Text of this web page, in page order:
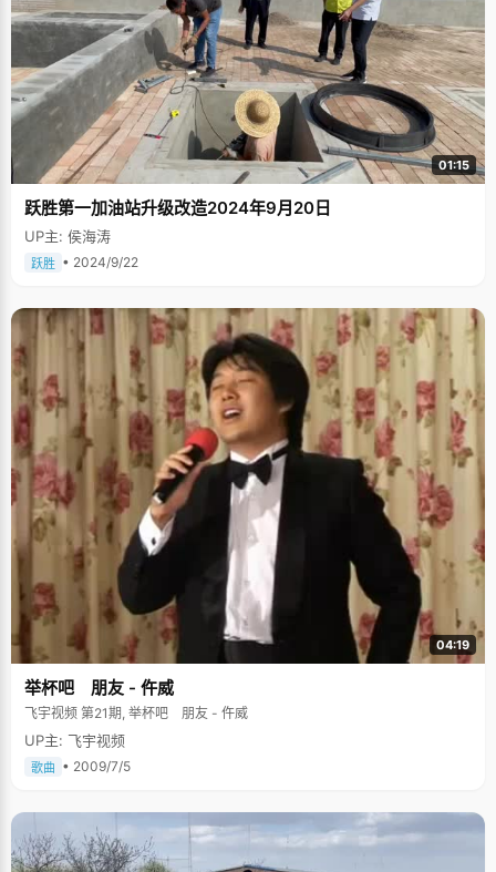
能看几个章节都划分了出来。"高考前一个月，我给自己的电子辞典的武侠小
说都设置了密码，并发誓说&lsquo;如果进去了会倒霉等等&rsquo;，"隋雁云
为了自控想了不少招儿，"后来实在不行，我干脆不带电子辞典了，必要时跟
别的同学借用"。所谓眼不见，心不烦，隋雁云全身心的投入到学习中完成了
高考前最后的冲刺。 高考之前，隋雁云没敢想清华，但是为了看祖国六十周
年国庆大阅兵，她想着要考个北京的大学。"同学们都问我，你是不是要考状
元，我都不敢说"，隋雁云幽默的说，"其实我心里也想，只是我总对自己说
&lsquo;不要说，不要说，不然就不准了&rsquo;。" 填报志愿时，隋雁云觉得
建筑很好玩，"不就是盖房子嘛"，结果到清华后发现根本不是这回事儿，"原
来是教别人盖房子"。建筑是门很有艺术的学科，隋雁云的艺术基础比较薄
弱，绘画课总被老师批评，隋雁云一脸的无奈，"长征的路才刚刚开始，同志
还要努力呀"，说完自我勉励的笑开了。
01:15
跃胜第一加油站升级改造2024年9月20日
UP主: 侯海涛
跃胜 • 2024/9/22
04:19
举杯吧 朋友 - 仵威
飞宇视频 第21期, 举杯吧 朋友 - 仵威
UP主: 飞宇视频
歌曲 • 2009/7/5